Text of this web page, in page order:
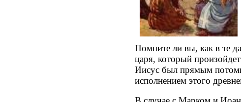
Помните ли вы, как в те
царя, который
Иисус был прямым
исполнением этого